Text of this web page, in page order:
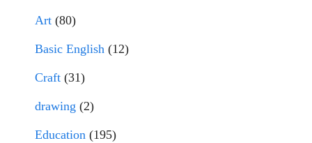
Art (80)
Basic English (12)
Craft (31)
drawing (2)
Education (195)